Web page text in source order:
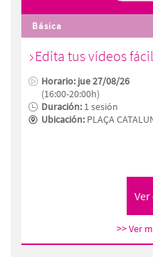
Básica
Edita tus vídeos
Horario: jue 27/08/26
(16:00-20:00h)
Duración: 1 sesión
Ubicación: PLAÇA
>> Ver